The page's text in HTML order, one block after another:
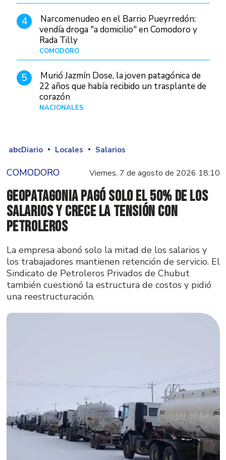
4
Narcomenudeo en el Barrio Pueyrredón:
vendía droga "a domicilio" en Comodoro y
Rada Tilly
COMODORO
5
Murió Jazmín Dose, la joven patagónica de
22 años que había recibido un trasplante de
corazón
NACIONALES
abcDiario Locales Salarios
COMODORO Viernes, 7 de agosto de 2026 18:10
GeoPatagonia pagó solo el 50% de los
salarios y crece la tensión con
Petroleros
La empresa abonó solo la mitad de los salarios y
los trabajadores mantienen retención de servicio. El
Sindicato de Petroleros Privados de Chubut
también cuestionó la estructura de costos y pidió
una reestructuración.